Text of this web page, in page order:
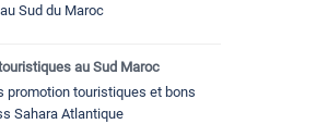
Sud du Maroc
au Sud Maroc
promotion touristiques et bons
Sahara Atlantique